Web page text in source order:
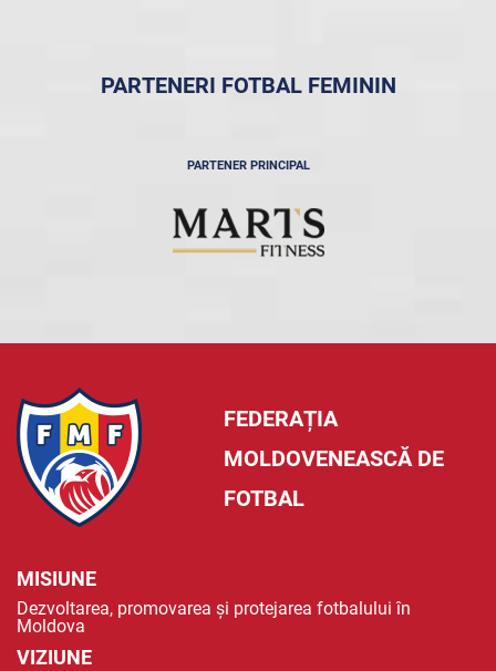
PARTENERI FOTBAL FEMININ
PARTENER PRINCIPAL
FEDERAȚIA
MOLDOVENEASCĂ DE
FOTBAL
MISIUNE
Dezvoltarea, promovarea și protejarea fotbalului în
Moldova
VIZIUNE